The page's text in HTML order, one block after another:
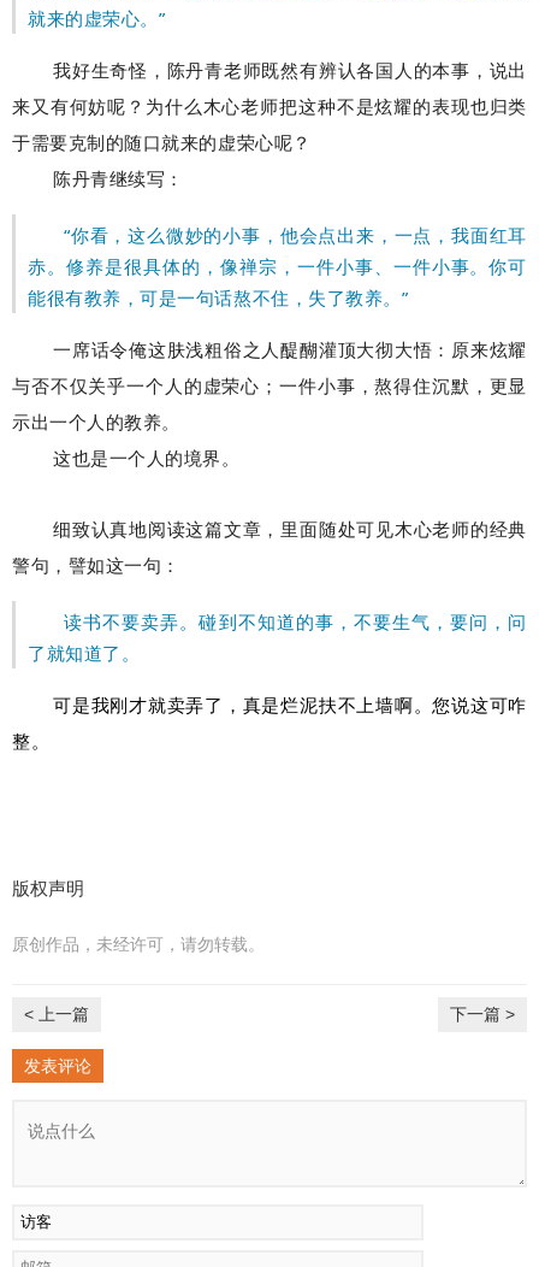
就来的虚荣心。”
我好生奇怪，陈丹青老师既然有辨认各国人的本事，说出
来又有何妨呢？为什么木心老师把这种不是炫耀的表现也归类
于需要克制的随口就来的虚荣心呢？
陈丹青继续写：
“你看，这么微妙的小事，他会点出来，一点，我面红耳
赤。修养是很具体的，像禅宗，一件小事、一件小事。你可
能很有教养，可是一句话熬不住，失了教养。”
一席话令俺这肤浅粗俗之人醍醐灌顶大彻大悟：原来炫耀
与否不仅关乎一个人的虚荣心；一件小事，熬得住沉默，更显
示出一个人的教养。
这也是一个人的境界。
细致认真地阅读这篇文章，里面随处可见木心老师的经典
警句，譬如这一句：
读书不要卖弄。碰到不知道的事，不要生气，要问，问
了就知道了。
可是我刚才就卖弄了，真是烂泥扶不上墙啊。您说这可咋
整。
版权声明
原创作品，未经许可，请勿转载。
< 上一篇 下一篇 >
发表评论